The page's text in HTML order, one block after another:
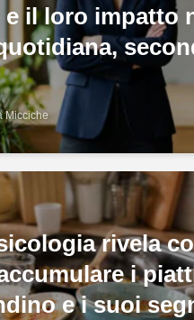
il loro impatto
Micciche
rivela
i
e i suoi